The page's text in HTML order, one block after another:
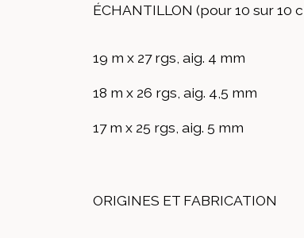
ÉCHANTILLON (pour 10 sur 10
19 m x 27 rgs, aig. 4 mm
18 m x 26 rgs, aig. 4,5 mm
17 m x 25 rgs, aig. 5 mm
ORIGINES ET FABRICATION